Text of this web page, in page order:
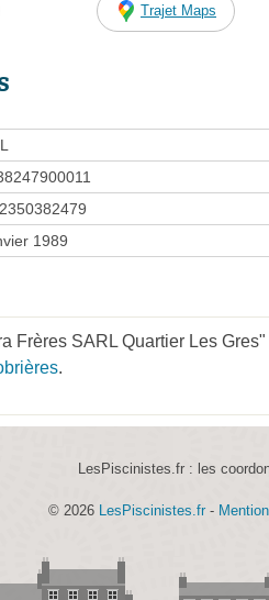
Trajet Maps
1989
Frères SARL Quartier Les
.
LesPiscinistes.fr : les
© 2026 LesPiscinistes.fr -